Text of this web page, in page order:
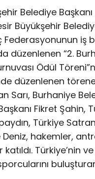
Belediye
Büyükşehir
Federasyonunun iş
düzenlenen “2.
Ödül
düzenlenen törene
Sarı, Burhaniye
Fikret
Türkiye
hakemler,
Türkiye’nin